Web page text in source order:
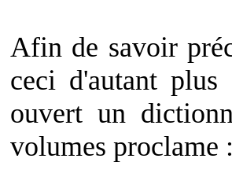
Afin de savoir
ceci d'autant
ouvert un
volumes proclame :